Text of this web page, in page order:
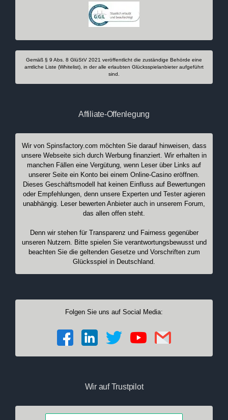
Gemäß § 9 Abs. 8 GlüStV 2021 veröffentlicht die zuständige Behörde eine
amtliche Liste (Whitelist), in der alle erlaubten Glücksspielanbieter aufgeführt
sind.
Affiliate-Offenlegung
Wir von Spinsfactory.com möchten Sie darauf hinweisen, dass
unsere Webseite sich durch Werbung finanziert. Wir erhalten in
manchen Fällen eine Vergütung, wenn Leser über Links auf
unserer Seite ein Konto bei einem Online-Casino eröffnen.
Dieses Geschäftsmodell hat keinen Einfluss auf Bewertungen
oder Empfehlungen, denn unsere Experten und Tester agieren
unabhängig. Leser bewerten Anbieter auch in unserem Forum,
das allen offen steht.
Denn wir stehen für Transparenz und Fairness gegenüber
unseren Nutzern. Bitte spielen Sie verantwortungsbewusst und
beachten Sie die geltenden Gesetze und Vorschriften zum
Glücksspiel in Deutschland.
Folgen Sie uns auf Social Media:
Wir auf Trustpilot